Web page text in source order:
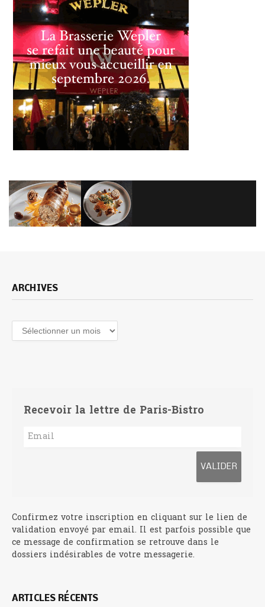
ARCHIVES
Archives
Recevoir la lettre de Paris-Bistro
Confirmez votre inscription en cliquant sur le lien de
validation envoyé par email. Il est parfois possible que
ce message de confirmation se retrouve dans le
dossiers indésirables de votre messagerie.
ARTICLES RÉCENTS